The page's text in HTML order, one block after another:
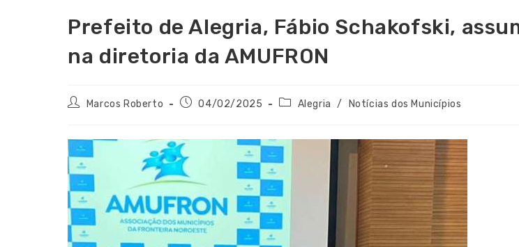
Prefeito de Alegria, Fábio Schakofski,
na diretoria da AMUFRON
Marcos Roberto 04/02/2025 Alegria / Notícias dos Municípios